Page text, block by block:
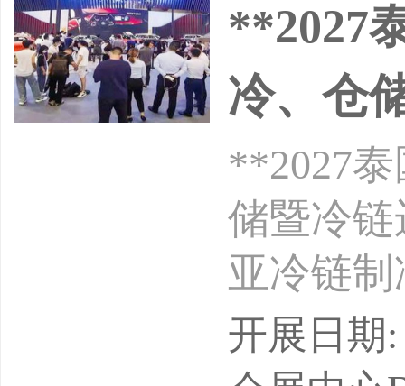
**2027
冷、仓
**2027
储暨冷
亚冷链
展出地
开展日期